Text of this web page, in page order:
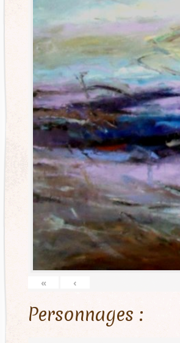
« ‹
Personnages :